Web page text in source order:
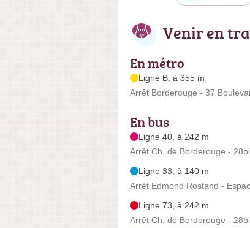
Venir en
En métro
Ligne B, à 355 m
Arrêt Borderouge - 37
En bus
Ligne 40, à 242 m
Arrêt Ch. de Borderouge -
Ligne 33, à 140 m
Arrêt Edmond Rostand -
Ligne 73, à 242 m
Arrêt Ch. de Borderouge -